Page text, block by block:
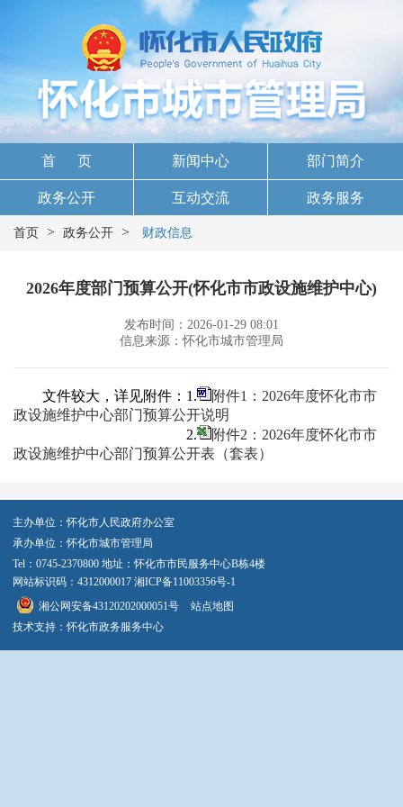
首 页 新闻中心 部门简介
政务公开 互动交流 政务服务
首页 > 政务公开 > 财政信息
2026年度部门预算公开(怀化市市政设施维护中心)
发布时间：2026-01-29 08:01
信息来源：怀化市城市管理局
文件较大，详见附件：1.
附件1：2026年度怀化市市
政设施维护中心部门预算公开说明
2.
附件2：2026年度怀化市市
政设施维护中心部门预算公开表（套表）
主办单位：怀化市人民政府办公室
承办单位：怀化市城市管理局
Tel：0745-2370800 地址：怀化市市民服务中心B栋4楼
网站标识码：4312000017 湘ICP备11003356号-1
湘公网安备43120202000051号
站点地图
技术支持：怀化市政务服务中心